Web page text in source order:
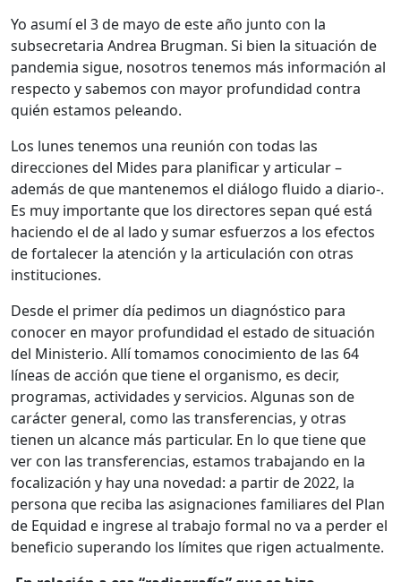
Yo asumí el 3 de mayo de este año junto con la
subsecretaria Andrea Brugman. Si bien la situación de
pandemia sigue, nosotros tenemos más información al
respecto y sabemos con mayor profundidad contra
quién estamos peleando.
Los lunes tenemos una reunión con todas las
direcciones del Mides para planificar y articular –
además de que mantenemos el diálogo fluido a diario-.
Es muy importante que los directores sepan qué está
haciendo el de al lado y sumar esfuerzos a los efectos
de fortalecer la atención y la articulación con otras
instituciones.
Desde el primer día pedimos un diagnóstico para
conocer en mayor profundidad el estado de situación
del Ministerio. Allí tomamos conocimiento de las 64
líneas de acción que tiene el organismo, es decir,
programas, actividades y servicios. Algunas son de
carácter general, como las transferencias, y otras
tienen un alcance más particular. En lo que tiene que
ver con las transferencias, estamos trabajando en la
focalización y hay una novedad: a partir de 2022, la
persona que reciba las asignaciones familiares del Plan
de Equidad e ingrese al trabajo formal no va a perder el
beneficio superando los límites que rigen actualmente.